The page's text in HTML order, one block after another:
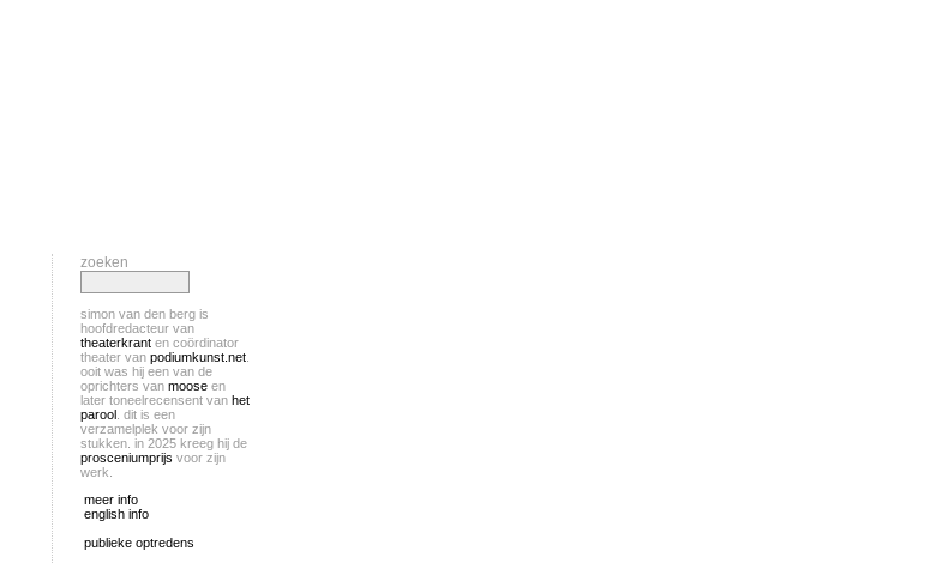
zoeken
simon van den berg is
hoofdredacteur van
theaterkrant en coördinator
theater van podiumkunst.net
ooit was hij een van de
oprichters van moose en
later toneelrecensent van het
parool . dit is een
verzamelplek voor zijn
stukken. in 2025 kreeg hij de
prosceniumprijs voor zijn
werk.
meer info
english info
publieke optredens